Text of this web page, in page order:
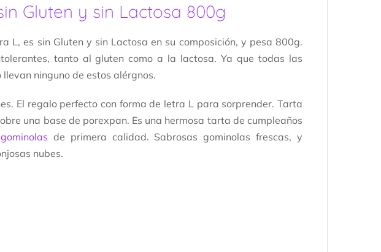
Gluten y sin Lactosa 800g
L, es sin Gluten y sin Lactosa en su composición, y pesa 800g.
tanto al gluten como a la lactosa. Ya que todas las
ninguno de estos alérgnos.
El regalo perfecto con forma de letra L para sorprender. Tarta
una base de porexpan. Es una hermosa tarta de cumpleaños
gominolas de primera calidad. Sabrosas gominolas frescas, y
nubes.